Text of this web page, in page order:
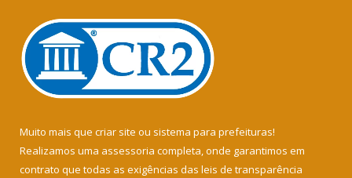
Muito mais que criar site ou sistema para prefeituras!
Realizamos uma assessoria completa, onde garantimos em
contrato que todas as exigências das leis de transparência